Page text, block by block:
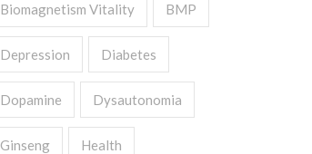
Biomagnetism Vitality BMP
Depression Diabetes
Dopamine Dysautonomia
Ginseng Health